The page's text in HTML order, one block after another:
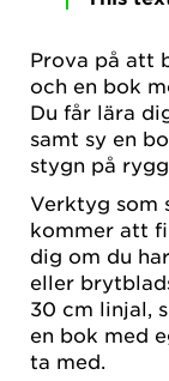
Prova på att
och en bok
Du får lära
samt sy en
stygn på
Verktyg som
kommer att
dig om du
eller
30 cm linjal,
en bok med
ta med.